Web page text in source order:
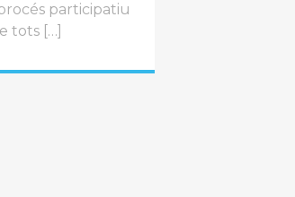
participatiu
tots […]